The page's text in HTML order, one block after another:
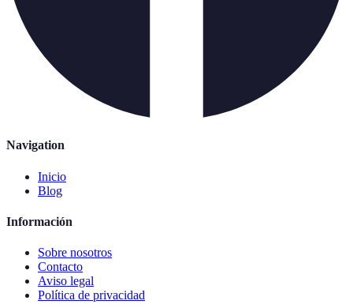
Navigation
Inicio
Blog
Información
Sobre nosotros
Contacto
Aviso legal
Política de privacidad